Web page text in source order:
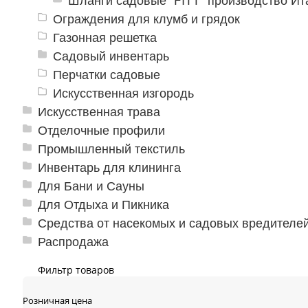
Фильтр товаров
Розничная цена
Ограждения для клумб и грядок
Газонная решетка
Садовый инвентарь
Перчатки садовые
Искусственная изгородь
Искусственная трава
Отделочные профили
Промышленный текстиль
Инвентарь для клининга
Для Бани и Сауны
Для Отдыха и Пикника
Средства от насекомых и садовых
Распродажа